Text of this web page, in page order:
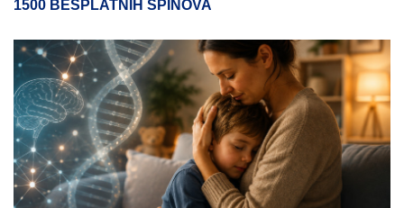
1500 BESPLATNIH SPINOVA